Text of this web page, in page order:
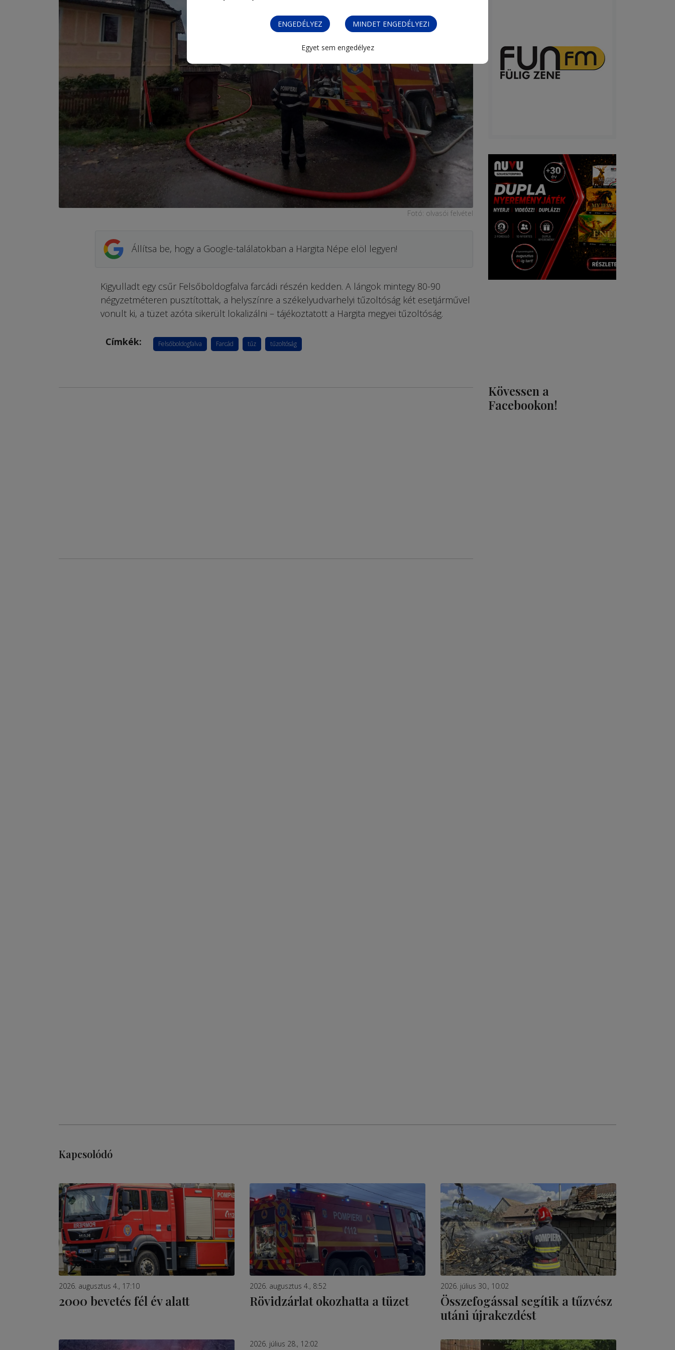
ENGEDÉLYEZ MINDET ENGEDÉLYEZI
Egyet sem engedélyez
Fotó: olvasói felvétel
Állítsa be, hogy a Google-találatokban a Hargita Népe elöl legyen!
Kigyulladt egy csűr Felsőboldogfalva farcádi részén kedden. A lángok mintegy 80-90
négyzetméteren pusztítottak, a helyszínre a székelyudvarhelyi tűzoltóság két esetjárművel
vonult ki, a tüzet azóta sikerült lokalizálni – tájékoztatott a Hargita megyei tűzoltóság.
Címkék: Felsőboldogfalva Farcád tűz tűzoltóság
Kövessen a
Facebookon!
Kapcsolódó
2026. augusztus 4., 17:10
2000 bevetés fél év alatt
2026. augusztus 4., 8:52
Rövidzárlat okozhatta a tüzet
2026. július 30., 10:02
Összefogással segítik a tűzvész
utáni újrakezdést
2026. július 28., 12:02